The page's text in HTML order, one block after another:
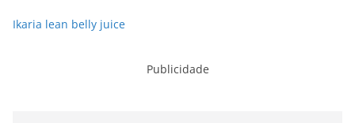
Ikaria lean belly juice
Publicidade